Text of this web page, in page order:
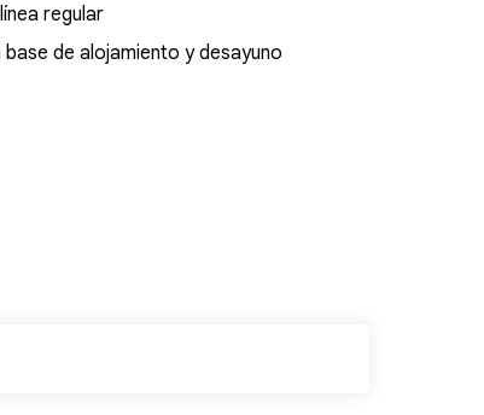
regular
de alojamiento y desayuno